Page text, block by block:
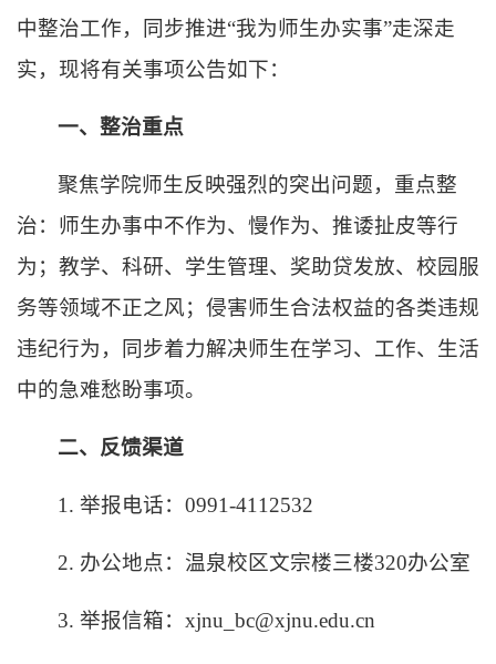
中整治工作，同步推进“我为师生办实事”走深走
实，现将有关事项公告如下：
一、整治重点
聚焦学院师生反映强烈的突出问题，重点整
治：师生办事中不作为、慢作为、推诿扯皮等行
为；教学、科研、学生管理、奖助贷发放、校园服
务等领域不正之风；侵害师生合法权益的各类违规
违纪行为，同步着力解决师生在学习、工作、生活
中的急难愁盼事项。
二、 反馈渠道
1. 举报电话：0991-4112532
2. 办公地点：温泉校区文宗楼三楼320办公室
3. 举报信箱：xjnu_bc@xjnu.edu.cn